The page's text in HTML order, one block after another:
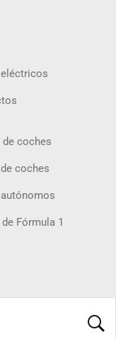
de coches
coches
Fórmula 1